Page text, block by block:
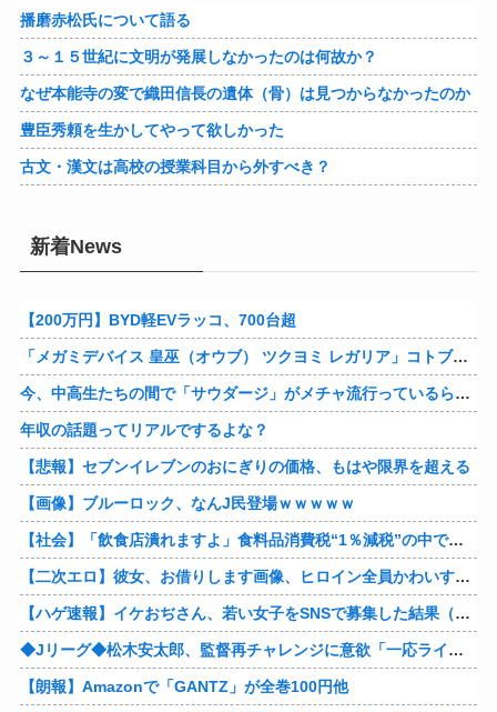
播磨赤松氏について語る
３～１５世紀に文明が発展しなかったのは何故か？
なぜ本能寺の変で織田信長の遺体（骨）は見つからなかったのか
豊臣秀頼を生かしてやって欲しかった
古文・漢文は高校の授業科目から外すべき？
新着News
【200万円】BYD軽EVラッコ、700台超
「メガミデバイス 皇巫（オウブ） ツクヨミ レガリア」コトブキヤデビュー…
今、中高生たちの間で「サウダージ」がメチャ流行っているらしい
年収の話題ってリアルでするよな？
【悲報】セブンイレブンのおにぎりの価格、もはや限界を超える
【画像】ブルーロック、なんJ民登場ｗｗｗｗｗ
【社会】「飲食店潰れますよ」食料品消費税“1％減税”の中で上がる懸念 外食は10％で“9％”差に…一方で対象の弁当店でも悲痛な声「値下げできない…」
【二次エロ】彼女、お借りします画像、ヒロイン全員かわいすぎる件ｗ
【ハゲ速報】イケおぢさん、若い女子をSNSで募集した結果（画像あり）
◆Jリーグ◆松木安太郎、監督再チャレンジに意欲「一応ライセンスも持っているので」 ヴェルディ川崎の監督時代には2連覇を達成
【朗報】Amazonで「GANTZ」が全巻100円他